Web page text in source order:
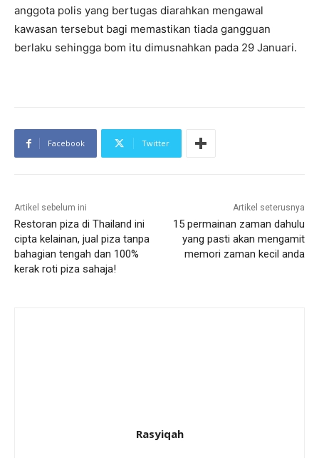
anggota polis yang bertugas diarahkan mengawal
kawasan tersebut bagi memastikan tiada gangguan
berlaku sehingga bom itu dimusnahkan pada 29 Januari.
Facebook Twitter
Artikel sebelum ini
Restoran piza di Thailand ini
cipta kelainan, jual piza tanpa
bahagian tengah dan 100%
kerak roti piza sahaja!
Artikel seterusnya
15 permainan zaman dahulu
yang pasti akan mengamit
memori zaman kecil anda
Rasyiqah